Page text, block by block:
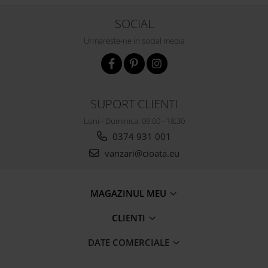
SOCIAL
Urmareste-ne in social media
SUPORT CLIENTI
Luni - Duminica, 09:00 - 18:30
0374 931 001
vanzari@cioata.eu
MAGAZINUL MEU
CLIENTI
DATE COMERCIALE